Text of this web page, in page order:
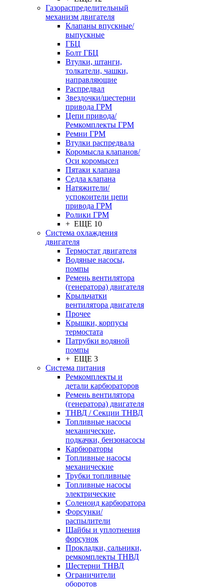
Газораспределительный
механизм двигателя
Клапаны впускные/
выпускные
ГБЦ
Болт ГБЦ
Втулки, штанги,
толкатели, чашки,
направляющие
Распредвал
Звездочки/шестерни
привода ГРМ
Цепи привода/
Ремкомплекты ГРМ
Ремни ГРМ
Втулки распредвала
Коромысла клапанов/
Оси коромысел
Пятаки клапана
Седла клапана
Натяжители/
успокоители цепи
привода ГРМ
Ролики ГРМ
+ ЕЩЕ 10
Система охлаждения
двигателя
Термостат двигателя
Водяные насосы,
помпы
Ремень вентилятора
(генератора) двигателя
Крыльчатки
вентилятора двигателя
Прочее
Крышки, корпусы
термостата
Патрубки водяной
помпы
+ ЕЩЕ 3
Система питания
Ремкомплекты и
детали карбюраторов
Ремень вентилятора
(генератора) двигателя
ТНВД / Секции ТНВД
Топливные насосы
механические,
подкачки, бензонасосы
Карбюраторы
Топливные насосы
механические
Трубки топливные
Топливные насосы
электрические
Соленоид карбюратора
Форсунки/
распылители
Шайбы и уплотнения
форсунок
Прокладки, сальники,
ремкомплекты ТНВД
Шестерни ТНВД
Ограничители
оборотов